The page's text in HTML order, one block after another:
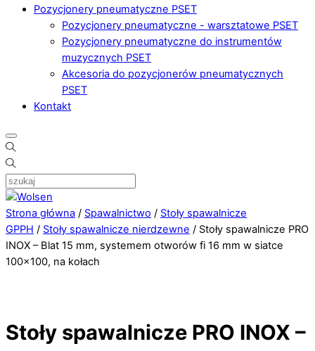
Pozycjonery pneumatyczne PSET
Pozycjonery pneumatyczne - warsztatowe PSET
Pozycjonery pneumatyczne do instrumentów
muzycznych PSET
Akcesoria do pozycjonerów pneumatycznych
PSET
Kontakt
Strona główna / Spawalnictwo / Stoły spawalnicze
GPPH / Stoły spawalnicze nierdzewne / Stoły spawalnicze PRO
INOX – Blat 15 mm, systemem otworów fi 16 mm w siatce
100×100, na kołach
Stoły spawalnicze PRO INOX –